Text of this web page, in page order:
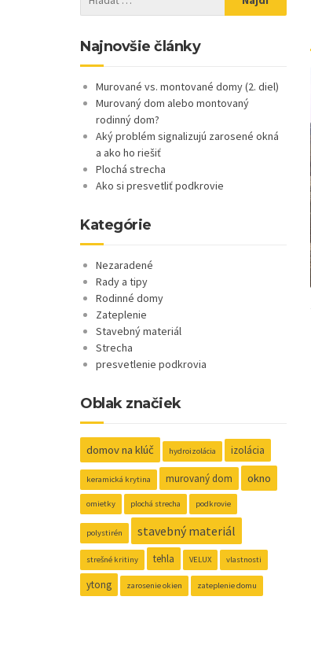
Najnovšie články
Murované vs. montované domy (2. diel)
Murovaný dom alebo montovaný
rodinný dom?
Aký problém signalizujú zarosené okná
a ako ho riešiť
Plochá strecha
Ako si presvetliť podkrovie
Kategórie
Nezaradené
Rady a tipy
Rodinné domy
Zateplenie
Stavebný materiál
Strecha
presvetlenie podkrovia
Oblak značiek
domov na klúč hydroizolácia izolácia
keramická krytina murovaný dom okno
omietky plochá strecha podkrovie
polystirén stavebný materiál
strešné kritiny tehla VELUX vlastnosti
ytong zarosenie okien zateplenie domu